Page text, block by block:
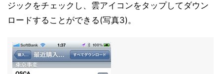
ジックをチェックし、雲アイコンをタップしてダウン
ロードすることができる(写真3)。